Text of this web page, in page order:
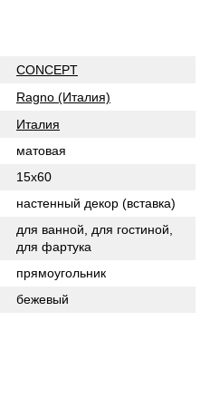
CONCEPT
Ragno (Италия)
Италия
матовая
15x60
настенный декор (вставка)
для ванной, для гостиной,
для фартука
прямоугольник
бежевый